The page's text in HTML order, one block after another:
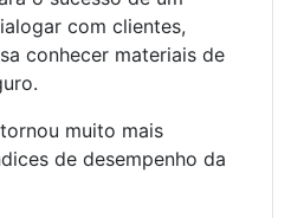
com clientes,
conhecer materiais de
muito mais
de desempenho da